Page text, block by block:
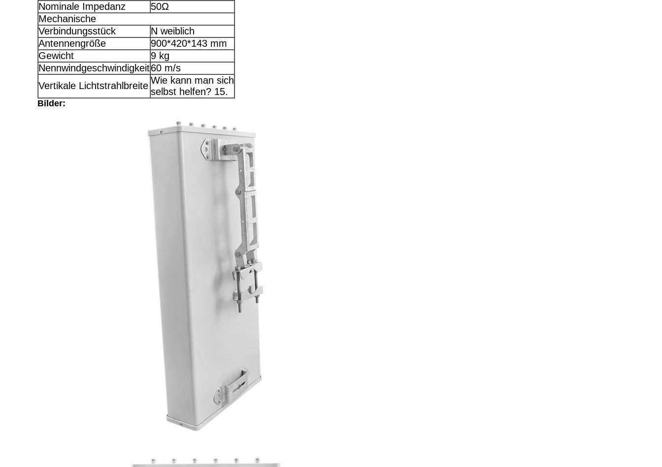
Nominale Impedanz
50Ω
Mechanische
Verbindungsstück
N weiblich
Antennengröße
900*420*143 mm
Gewicht
9 kg
Nennwindgeschwindigkeit60 m/s
Vertikale Lichtstrahlbreite Wie kann man sich
selbst helfen? 15.
Bilder: